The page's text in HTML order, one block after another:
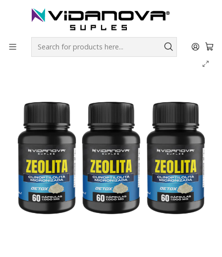
Productos Vidanova® Suples
Zeolita PACK X3 - Vidanova® Suples